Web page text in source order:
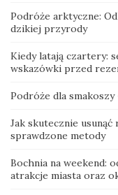
Podróże arktyczne:
dzikiej przyrody
Kiedy latają czartery:
wskazówki przed
Podróże dla
Jak skutecznie
sprawdzone metody
Bochnia na weekend:
atrakcje miasta oraz